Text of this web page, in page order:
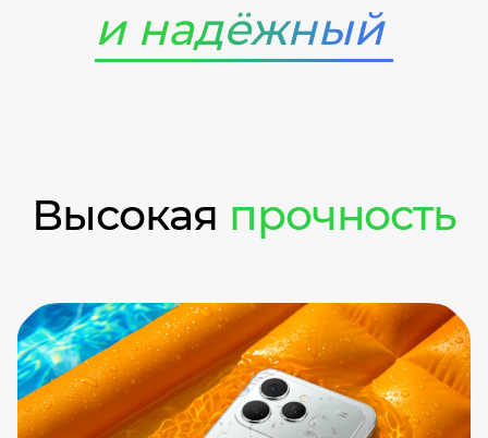
и надёжный
Высокая прочность